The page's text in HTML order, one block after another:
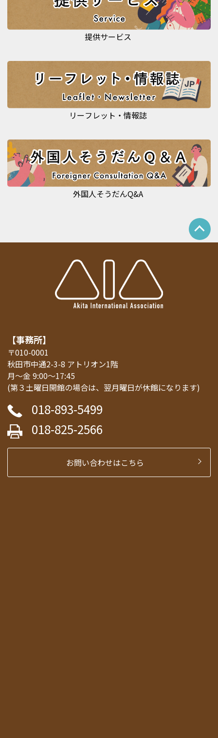
提供サービス
リーフレット・情報誌
外国人そうだんQ&A
【事務所】
〒010-0001
秋田市中通2-3-8 アトリオン1階
月～金 9:00～17:45
(第３土曜日開館の場合は、翌月曜日が休館になります)
018-893-5499
018-825-2566
お問い合わせはこちら